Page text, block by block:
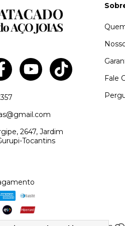
2647, Jardim
Tocantins
Fale